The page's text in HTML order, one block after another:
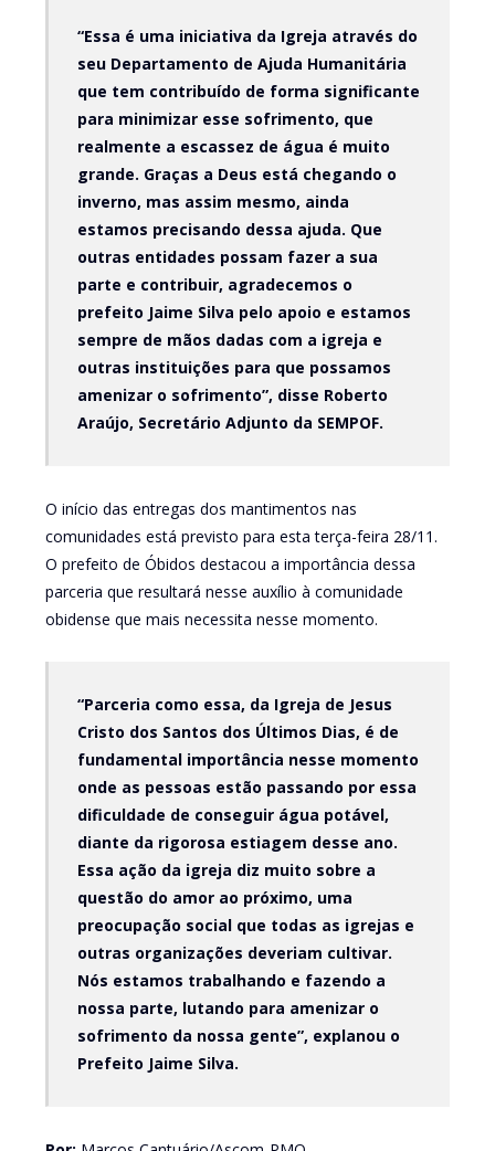
“Essa é uma iniciativa da Igreja através do
seu Departamento de Ajuda Humanitária
que tem contribuído de forma significante
para minimizar esse sofrimento, que
realmente a escassez de água é muito
grande. Graças a Deus está chegando o
inverno, mas assim mesmo, ainda
estamos precisando dessa ajuda. Que
outras entidades possam fazer a sua
parte e contribuir, agradecemos o
prefeito Jaime Silva pelo apoio e estamos
sempre de mãos dadas com a igreja e
outras instituições para que possamos
amenizar o sofrimento”, disse Roberto
Araújo, Secretário Adjunto da SEMPOF.
O início das entregas dos mantimentos nas
comunidades está previsto para esta terça-feira 28/11.
O prefeito de Óbidos destacou a importância dessa
parceria que resultará nesse auxílio à comunidade
obidense que mais necessita nesse momento.
“Parceria como essa, da Igreja de Jesus
Cristo dos Santos dos Últimos Dias, é de
fundamental importância nesse momento
onde as pessoas estão passando por essa
dificuldade de conseguir água potável,
diante da rigorosa estiagem desse ano.
Essa ação da igreja diz muito sobre a
questão do amor ao próximo, uma
preocupação social que todas as igrejas e
outras organizações deveriam cultivar.
Nós estamos trabalhando e fazendo a
nossa parte, lutando para amenizar o
sofrimento da nossa gente”, explanou o
Prefeito Jaime Silva.